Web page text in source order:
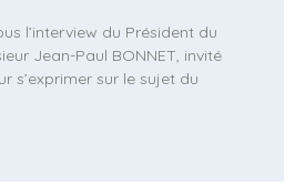
l’interview du Président du
Jean-Paul BONNET, invité
s’exprimer sur le sujet du